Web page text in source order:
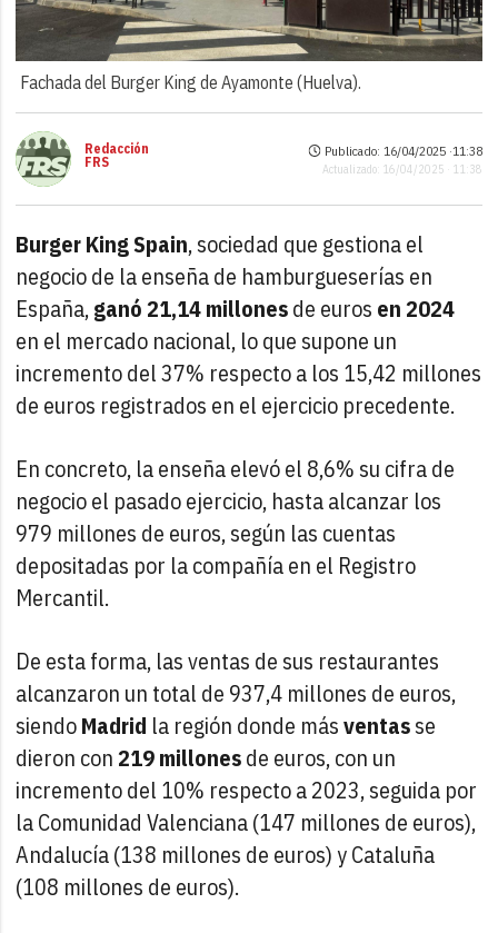
Fachada del Burger King de Ayamonte (Huelva).
Redacción
FRS
Publicado: 16/04/2025 ·11:38
Actualizado: 16/04/2025 · 11:38
Burger King Spain, sociedad que gestiona el
negocio de la enseña de hamburgueserías en
España,ganó 21,14 millonesde euros en 2024
en el mercado nacional, lo que supone un
incremento del 37% respecto a los 15,42 millones
de euros registrados en el ejercicio precedente.
En concreto, la enseña elevó el 8,6% su cifra de
negocio el pasado ejercicio, hasta alcanzar los
979 millones de euros, según las cuentas
depositadas por la compañía en el Registro
Mercantil.
De esta forma, las ventas de sus restaurantes
alcanzaron un total de 937,4 millones de euros,
siendoMadrid la región donde másventasse
dieron con219 millonesde euros, con un
incremento del 10% respecto a 2023, seguida por
la Comunidad Valenciana (147 millones de euros),
Andalucía (138 millones de euros) y Cataluña
(108 millones de euros).